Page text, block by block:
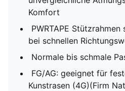
Komfort
PWRTAPE
bei schnellen
Normale bis schmale
FG/AG: geeignet für
Kunstrasen (4G)(Firm